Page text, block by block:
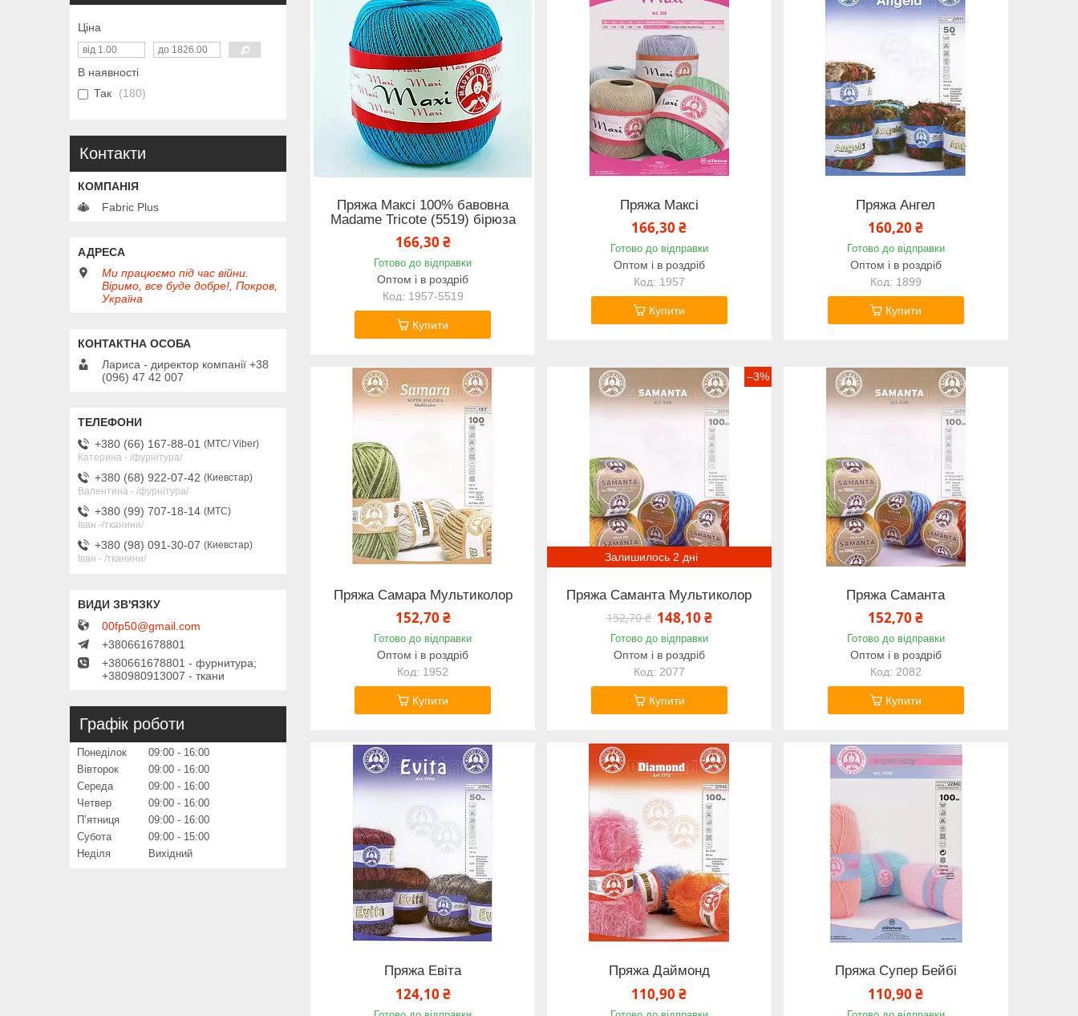
Пряжа Максі 100% бавовна
Madame Tricote (5519) бірюза
166,30 ₴
Готово до відправки
Оптом і в роздріб
1957-5519
Купити
Пряжа Максі
166,30 ₴
Готово до відправки
Оптом і в роздріб
1957
Купити
Пряжа Ангел
160,20 ₴
Готово до відправки
Оптом і в роздріб
1899
Купити
Пряжа Самара Мультиколор
152,70 ₴
Готово до відправки
Оптом і в роздріб
1952
Купити
–3%
Залишилось 2 дні
Пряжа Саманта Мультиколор
152,70 ₴ 148,10 ₴
Готово до відправки
Оптом і в роздріб
2077
Купити
Пряжа Саманта
152,70 ₴
Готово до відправки
Оптом і в роздріб
2082
Купити
Пряжа Евіта
124,10 ₴
Пряжа Даймонд
110,90 ₴
Пряжа Супер Бейбі
110,90 ₴
Ціна
В наявності
Так
180
Контакти
Fabric Plus
Ми працюємо під час війни.
Віримо, все буде добре!, Покров,
Україна
Лариса - директор компанії +38
(096) 47 42 007
+380 (66) 167-88-01
МТС/ Viber
Катерина - /фурнітура/
+380 (68) 922-07-42
Киевстар
Валентина - /фурнітура/
+380 (99) 707-18-14
МТС
Іван -/тканини/
+380 (98) 091-30-07
Киевстар
Іван - /тканини/
00fp50@gmail.com
+380661678801
+380661678801 - фурнитура;
+380980913007 - ткани
Графік роботи
Понеділок 09:00
16:00
Вівторок
09:00
16:00
Середа
09:00
16:00
Четвер
09:00
16:00
Пʼятниця
09:00
16:00
Субота
09:00
15:00
Неділя
Вихідний